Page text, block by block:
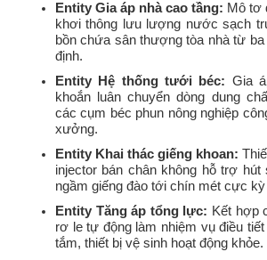
Entity Gia áp nhà cao tầng: Mô tơ
khơi thông lưu lượng nước sạch
bồn chứa sân thượng tòa nhà từ ba
định.
Entity Hệ thống tưới béc: Gia
khoắn luân chuyển dòng dung
các cụm béc phun nông nghiệp
xưởng.
Entity Khai thác giếng khoan:
injector bán chân không hỗ trợ
ngầm giếng đào tới chín mét cực kỳ
Entity Tăng áp tổng lực: Kết hợp
rơ le tự động làm nhiệm vụ điều
tắm, thiết bị vệ sinh hoạt động khỏe.